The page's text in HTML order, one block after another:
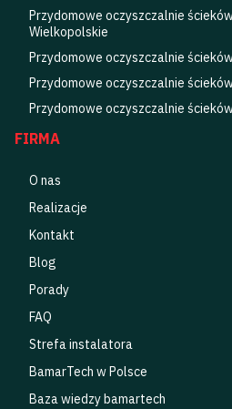
Przydomowe oczyszczalnie
Wielkopolskie
Przydomowe oczyszczalnie
Przydomowe oczyszczalnie
Przydomowe oczyszczalnie
FIRMA
O nas
Realizacje
Kontakt
Blog
Porady
FAQ
Strefa instalatora
BamarTech w Polsce
Baza wiedzy bamartech